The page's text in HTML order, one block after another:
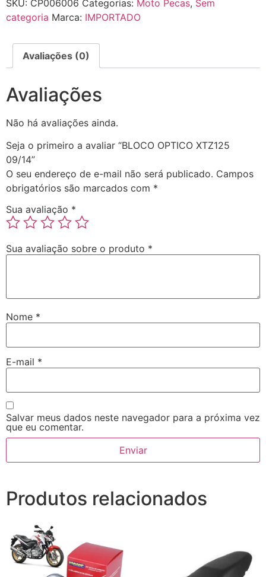
SKU: CP006006 Categorias: Moto Pecas, Sem
categoria Marca: IMPORTADO
Avaliações (0)
Avaliações
Não há avaliações ainda.
Seja o primeiro a avaliar “BLOCO OPTICO XTZ125
09/14”
O seu endereço de e-mail não será publicado. Campos
obrigatórios são marcados com *
Sua avaliação *
Sua avaliação sobre o produto *
Nome *
E-mail *
Salvar meus dados neste navegador para a próxima vez
que eu comentar.
Produtos relacionados